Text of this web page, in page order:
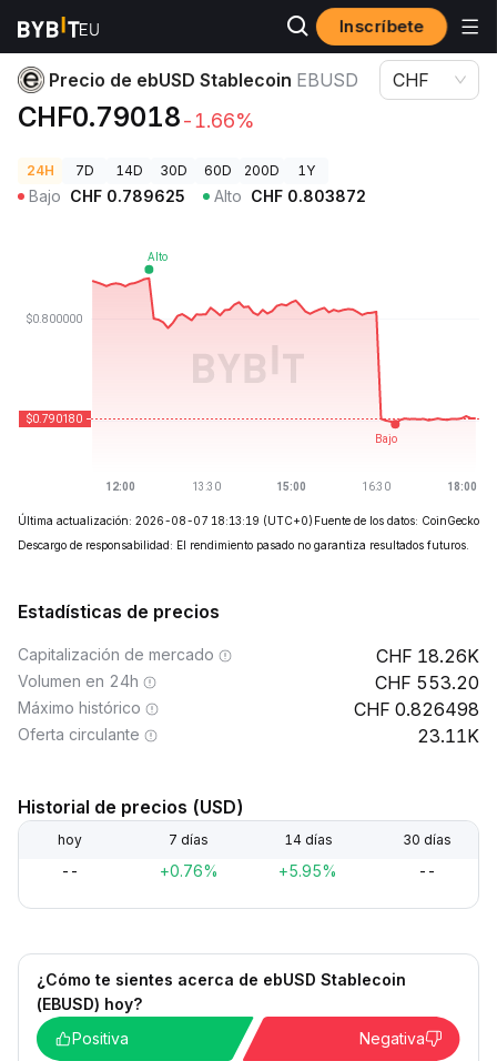
Inscríbete
Precios de Criptomonedas Precio de ebUSD Stablecoin EBUSD
Precio de ebUSD Stablecoin EBUSD
CHF0.79018-1.66%
CHF
24H 7D 14D 30D 60D 200D 1Y
Bajo CHF 0.789625 Alto CHF 0.803872
Última actualización: 2026-08-07 18:13:19 (UTC+0) Fuente de los datos: CoinGecko
Descargo de responsabilidad: El rendimiento pasado no garantiza resultados futuros.
Estadísticas de precios
Capitalización de mercado 18.26K
Volumen en 24h 553.20
Máximo histórico 0.826498
Oferta circulante 23.11K
Historial de precios (USD)
hoy 7 días 14 días 30 días
-- +0.76% +5.95% --
¿Cómo te sientes acerca de ebUSD Stablecoin
(EBUSD) hoy?
Positiva
Negativa